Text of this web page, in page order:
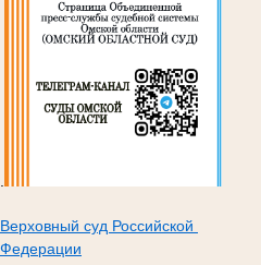
Верховный суд Российской
Федерации